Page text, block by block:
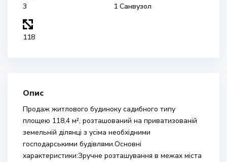
3 1 Санвузол
118
Опис
Продаж житлового будиноку садибного типу
площею 118,4 м², розташований на приватизованій
земельній ділянці з усіма необхідними
господарськими будівлями.Основні
характеристики:Зручне розташування в межах міста